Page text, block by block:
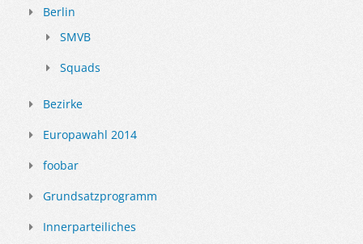
Berlin
SMVB
Squads
Bezirke
Europawahl 2014
foobar
Grundsatzprogramm
Innerparteiliches